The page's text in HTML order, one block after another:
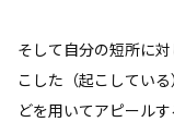
そして自分の短所に
こした（起こしてい
どを用いてアピール